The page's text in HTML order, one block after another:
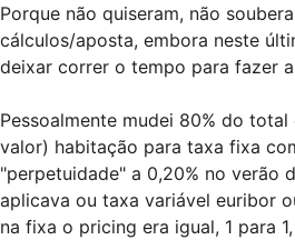
Porque não quiseram, não
cálculos/aposta, embora neste
deixar correr o tempo para fazer
Pessoalmente mudei 80% do
valor) habitação para taxa fixa
"perpetuidade" a 0,20% no verão
aplicava ou taxa variável euribor
na fixa o pricing era igual, 1 para